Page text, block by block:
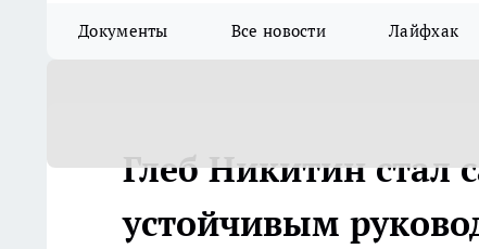
Документы Все новости Лайфхак
Глеб Никитин стал
устойчивым